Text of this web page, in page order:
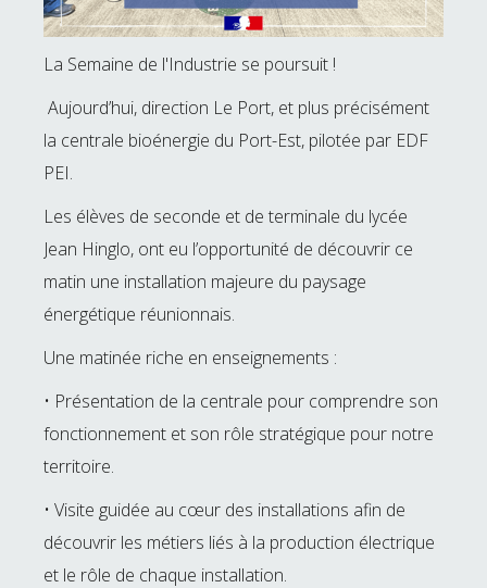
La Semaine de l'Industrie se poursuit !
Aujourd’hui, direction Le Port, et plus précisément
la centrale bioénergie du Port-Est, pilotée par EDF
PEI.
Les élèves de seconde et de terminale du lycée
Jean Hinglo, ont eu l’opportunité de découvrir ce
matin une installation majeure du paysage
énergétique réunionnais.
Une matinée riche en enseignements :
• Présentation de la centrale pour comprendre son
fonctionnement et son rôle stratégique pour notre
territoire.
• Visite guidée au cœur des installations afin de
découvrir les métiers liés à la production électrique
et le rôle de chaque installation.